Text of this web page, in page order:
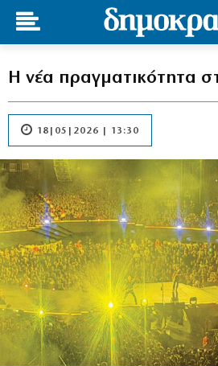
Η νέα πραγματικότητα
18|05|2026 | 13:30